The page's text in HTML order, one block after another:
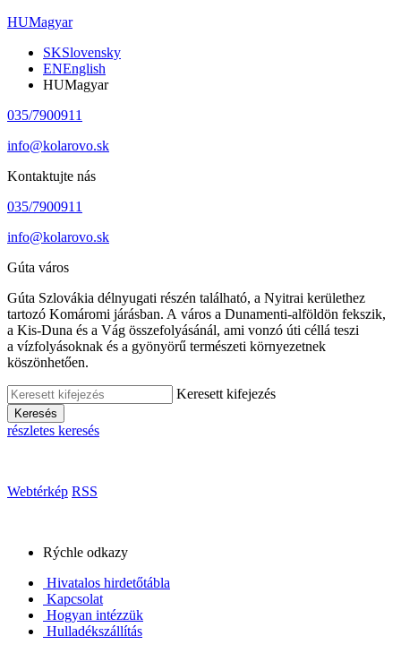
HUMagyar
SKSlovensky
ENEnglish
HUMagyar
035/7900911
info@kolarovo.sk
Kontaktujte nás
035/7900911
info@kolarovo.sk
Gúta város
Gúta Szlovákia délnyugati részén található, a Nyitrai kerülethez
tartozó Komáromi járásban. A város a Dunamenti-alföldön fekszik,
a Kis-Duna és a Vág összefolyásánál, ami vonzó úti céllá teszi
a vízfolyásoknak és a gyönyörű természeti környezetnek
köszönhetően.
Keresett kifejezés
Keresés
részletes keresés
Webtérkép RSS
Rýchle odkazy
Hivatalos hirdetőtábla
Kapcsolat
Hogyan intézzük
Hulladékszállítás